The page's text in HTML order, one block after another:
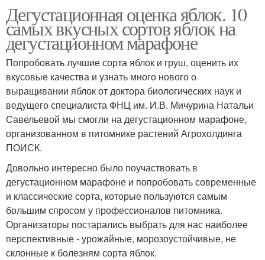
Дегустационная оценка яблок. 10
самых вкусных сортов яблок на
дегустационном марафоне
Попробовать лучшие сорта яблок и груш, оценить их
вкусовые качества и узнать много нового о
выращивании яблок от доктора биологических наук и
ведущего специалиста ФНЦ им. И.В. Мичурина Натальи
Савельевой мы смогли на дегустационном марафоне,
организованном в питомнике растений Агрохолдинга
ПОИСК.
Довольно интересно было поучаствовать в
дегустационном марафоне и попробовать современные
и классические сорта, которые пользуются самым
большим спросом у профессионалов питомника.
Организаторы постарались выбрать для нас наиболее
перспективные - урожайные, морозоустойчивые, не
склонные к болезням сорта яблок.